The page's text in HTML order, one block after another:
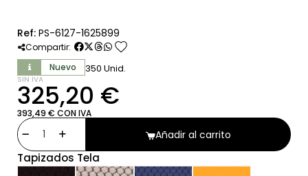
Ref: PS-6127-1625899
Compartir: favorite
Nuevo 350 Unid.
SIN IVA
325,20 €
393,49 € CON IVA
Añadir al carrito
Tapizados Tela